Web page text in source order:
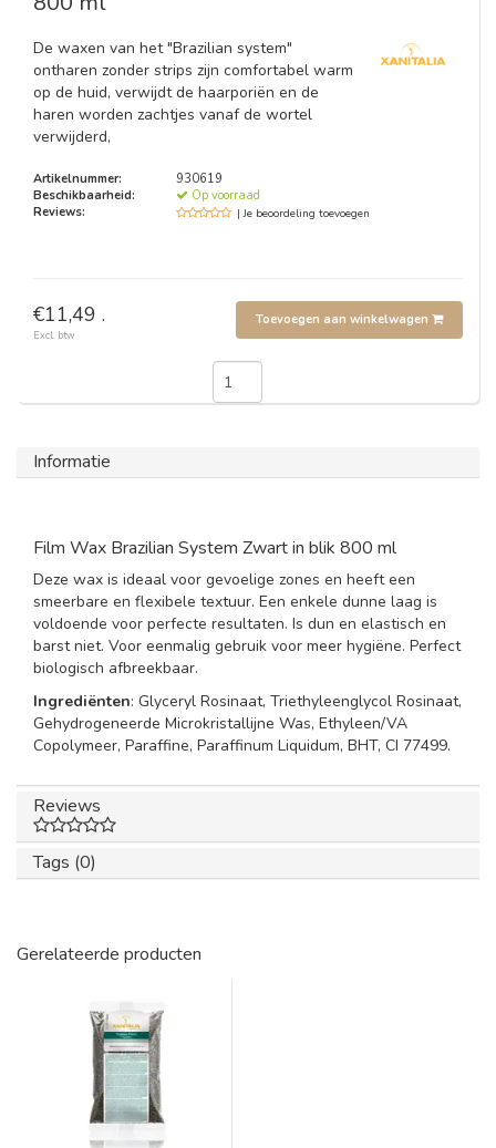
De waxen van het "Brazilian system"
ontharen zonder strips zijn comfortabel warm
op de huid, verwijdt de haarporiën en de
haren worden zachtjes vanaf de wortel
verwijderd,
Artikelnummer:
930619
Beschikbaarheid:
Op voorraad
Reviews:
| Je beoordeling toevoegen
€11,49 .
Excl. btw
Toevoegen aan winkelwagen
Informatie
Film Wax Brazilian System Zwart in blik 800 ml
Deze wax is ideaal voor gevoelige zones en heeft een
smeerbare en flexibele textuur. Een enkele dunne laag is
voldoende voor perfecte resultaten. Is dun en elastisch en
barst niet. Voor eenmalig gebruik voor meer hygiëne. Perfect
biologisch afbreekbaar.
Ingrediënten: Glyceryl Rosinaat, Triethyleenglycol Rosinaat,
Gehydrogeneerde Microkristallijne Was, Ethyleen/VA
Copolymeer, Paraffine, Paraffinum Liquidum, BHT, CI 77499.
Reviews
Tags (0)
Gerelateerde producten